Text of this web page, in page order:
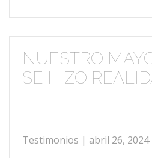
NUESTRO
SE HIZO
Testimonios | abril 26, 2024